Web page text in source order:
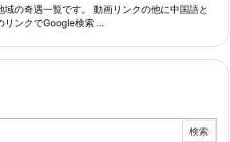
域の奇遇一覧です。 動画リンクの他に中国語と
リンクでGoogle検索 ...